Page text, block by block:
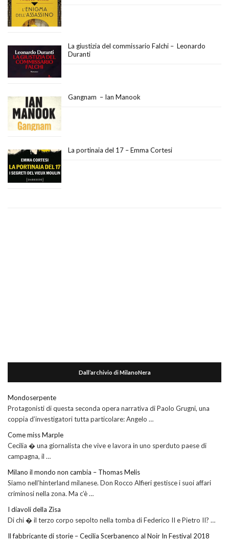
La giustizia del commissario Falchi – Leonardo
Duranti
Gangnam – Ian Manook
La portinaia del 17 – Emma Cortesi
Dall’archivio di MilanoNera
Mondoserpente
Protagonisti di questa seconda opera narrativa di Paolo Grugni, una
coppia d’investigatori tutta particolare: Angelo …
Come miss Marple
Cecilia � una giornalista che vive e lavora in uno sperduto paese di
campagna, il …
Milano il mondo non cambia – Thomas Melis
Siamo nell’hinterland milanese. Don Rocco Alfieri gestisce i suoi affari
criminosi nella zona. Ma c’è …
I diavoli della Zisa
Di chi � il terzo corpo sepolto nella tomba di Federico II e Pietro II? …
Il fabbricante di storie – Cecilia Scerbanenco al Noir In Festival 2018